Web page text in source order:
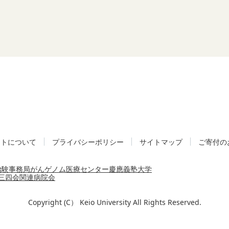
について プライバシーポリシー サイトマップ ご寄付
事務局がんゲノム医療センター慶應義塾大学
四会関連病院会
Copyright (C） Keio University All Rights Reserved.